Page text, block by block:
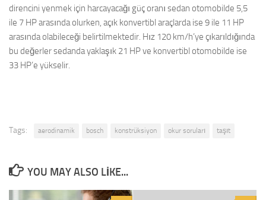
direncini yenmek için harcayacağı güç oranı sedan otomobilde 5,5
ile 7 HP arasında olurken, açık konvertibl araçlarda ise 9 ile 11 HP
arasında olabileceği belirtilmektedir. Hız 120 km/h’ye çıkarıldığında
bu değerler sedanda yaklaşık 21 HP ve konvertibl otomobilde ise
33 HP’e yükselir.
Tags: aerodinamik bosch konstrüksiyon okur soruları taşıt
YOU MAY ALSO LIKE...